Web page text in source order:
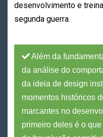
desenvolvimento e
segunda guerra.
Além da
da análise do
da ideia de design
momentos históricos
marcantes no
primeiro deles é o